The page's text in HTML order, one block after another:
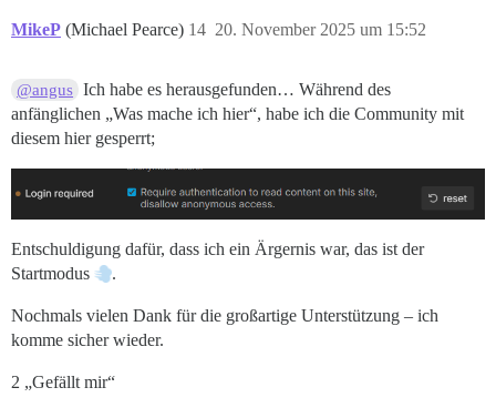
MikeP (Michael Pearce) 20. November 2025 um 15:52
14
@angus Ich habe es herausgefunden… Während des
anfänglichen „Was mache ich hier“, habe ich die Community mit
diesem hier gesperrt;
Entschuldigung dafür, dass ich ein Ärgernis war, das ist der
Startmodus
.
Nochmals vielen Dank für die großartige Unterstützung – ich
komme sicher wieder.
2 „Gefällt mir“